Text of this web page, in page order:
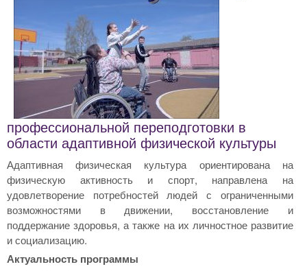
профессиональной переподготовки в
области адаптивной физической культуры
Адаптивная физическая культура ориентирована на
физическую активность и спорт, направлена на
удовлетворение потребностей людей с ограниченными
возможностями в движении, восстановление и
поддержание здоровья, а также на их личностное развитие
и социализацию.
Актуальность программы